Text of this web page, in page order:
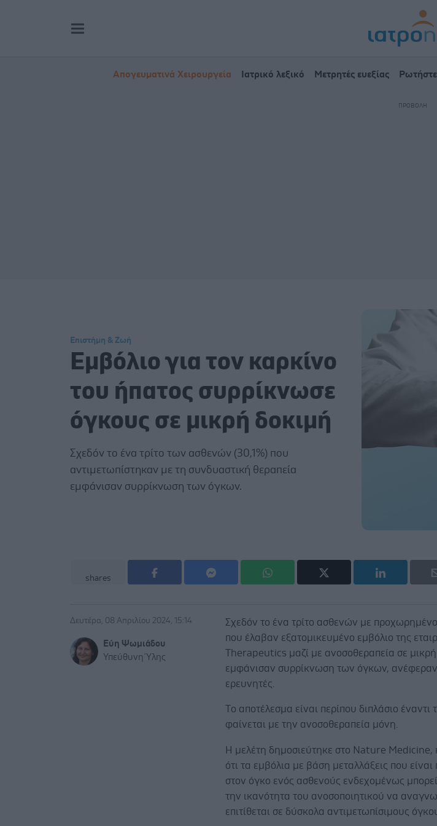
Απογευματινά Χειρουργεία Ιατρικό λεξικό Μετρητές ευεξίας
Επιστήμη & Ζωή
Εμβόλιο για τον καρκίνο
του ήπατος συρρίκνωσε
όγκους σε μικρή δοκιμή
Σχεδόν το ένα τρίτο των ασθενών (30,1%) που
αντιμετωπίστηκαν με τη συνδυαστική θεραπεία
εμφάνισαν συρρίκνωση των όγκων.
shares
Δευτέρα, 08 Απριλίου 2024, 15:14
Εύη Ψωμιάδου
Υπεύθυνη Ύλης
Σχεδόν το ένα τρίτο ασθενών με
που έλαβαν εξατομικευμένο εμβόλιο της
Therapeutics μαζί με ανοσοθεραπεία σε
εμφάνισαν συρρίκνωση των όγκων, ανέφεραν
ερευνητές.
Tο αποτέλεσμα είναι περίπου διπλάσιο έναντι
φαίνεται με την ανοσοθεραπεία μόνη.
Η μελέτη δημοσιεύτηκε στο Nature Medicine,
ότι τα εμβόλια με βάση μεταλλάξεις που
στον όγκο ενός ασθενούς ενδεχομένως
την ικανότητα του ανοσοποιητικού να
επιτίθεται σε δύσκολα αντιμετωπίσιμους